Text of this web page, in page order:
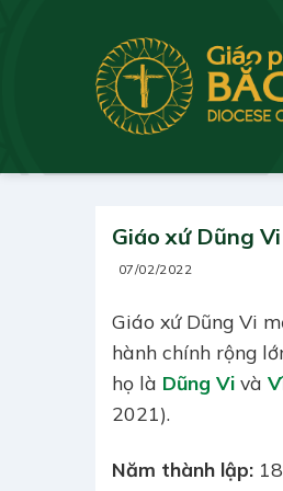
Giáo xứ Dũng Vi
07/02/2022
Giáo xứ Dũng Vi
hành chính rộng
họ là Dũng Vi và
2021).
Năm thành lập: